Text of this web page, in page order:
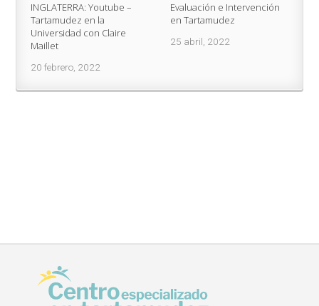
INGLATERRA: Youtube –
Tartamudez en la
Universidad con Claire
Maillet
20 febrero, 2022
Evaluación e Intervención
en Tartamudez
25 abril, 2022